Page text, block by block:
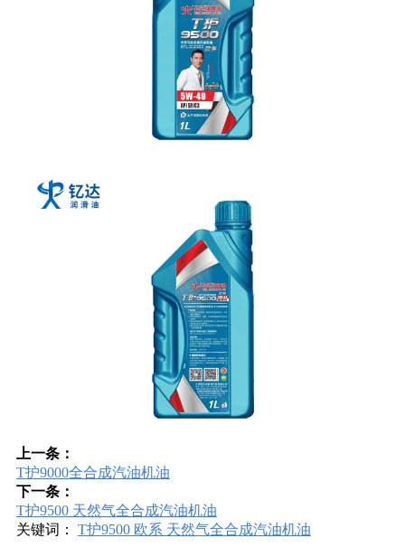
上一条：
T护9000全合成汽油机油
下一条：
T护9500 天然气全合成汽油机油
关键词： T护9500 欧系 天然气全合成汽油机油